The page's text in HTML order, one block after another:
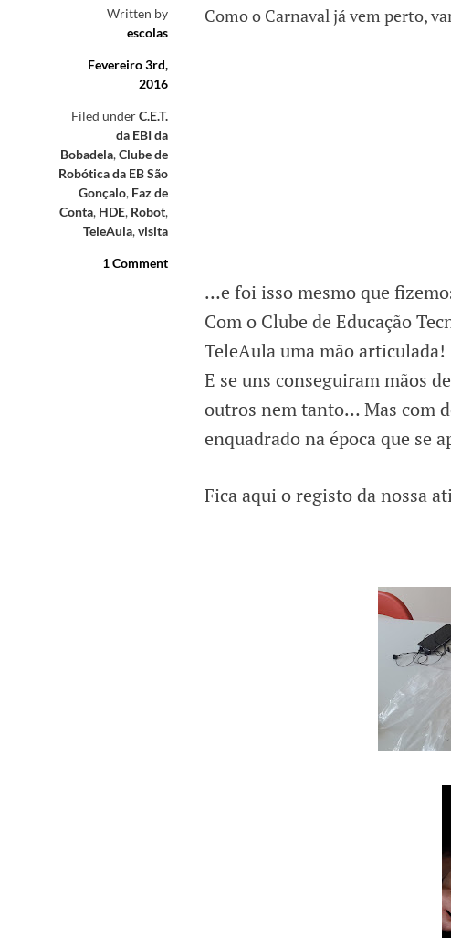
Written by
escolas
Fevereiro 3rd,
2016
Filed underC.E.T.
da EBI da
Bobadela,Clube de
Robótica da EB São
Gonçalo, Faz de
Conta, HDE, Robot,
TeleAula,visita
1 Comment
Como o Carnaval já vem perto,
…e foi isso mesmo que
Com o Clube de Educação
TeleAula uma mão
E se uns conseguiram mãos
outros nem tanto… Mas com
enquadrado na época que se
Fica aqui o registo da nossa